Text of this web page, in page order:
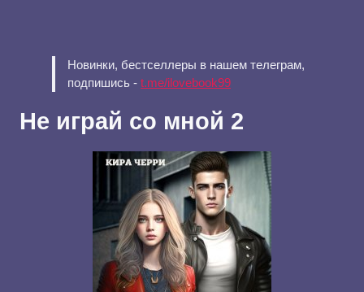
Новинки, бестселлеры в нашем телеграм,
подпишись - t.me/ilovebook99
Не играй со мной 2